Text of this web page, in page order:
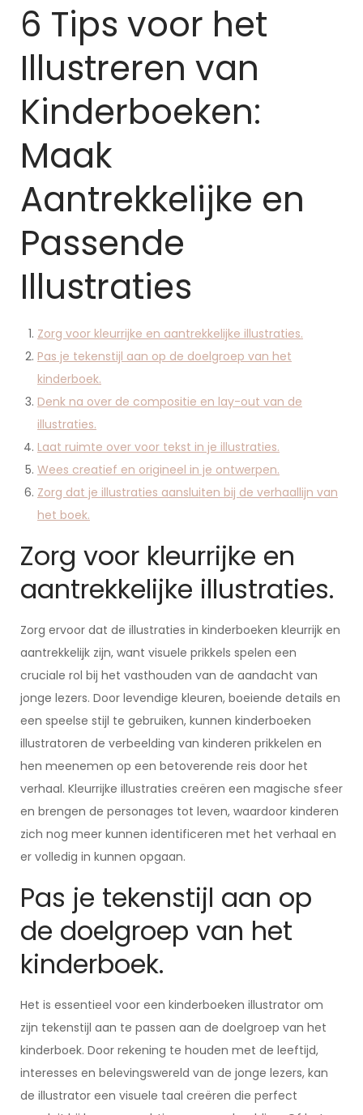
6 Tips voor het
Illustreren van
Kinderboeken:
Maak
Aantrekkelijke en
Passende
Illustraties
Zorg voor kleurrijke en aantrekkelijke illustraties.
Pas je tekenstijl aan op de doelgroep van het
kinderboek.
Denk na over de compositie en lay-out van de
illustraties.
Laat ruimte over voor tekst in je illustraties.
Wees creatief en origineel in je ontwerpen.
Zorg dat je illustraties aansluiten bij de verhaallijn van
het boek.
Zorg voor kleurrijke en
aantrekkelijke illustraties.
Zorg ervoor dat de illustraties in kinderboeken kleurrijk en
aantrekkelijk zijn, want visuele prikkels spelen een
cruciale rol bij het vasthouden van de aandacht van
jonge lezers. Door levendige kleuren, boeiende details en
een speelse stijl te gebruiken, kunnen kinderboeken
illustratoren de verbeelding van kinderen prikkelen en
hen meenemen op een betoverende reis door het
verhaal. Kleurrijke illustraties creëren een magische sfeer
en brengen de personages tot leven, waardoor kinderen
zich nog meer kunnen identificeren met het verhaal en
er volledig in kunnen opgaan.
Pas je tekenstijl aan op
de doelgroep van het
kinderboek.
Het is essentieel voor een kinderboeken illustrator om
zijn tekenstijl aan te passen aan de doelgroep van het
kinderboek. Door rekening te houden met de leeftijd,
interesses en belevingswereld van de jonge lezers, kan
de illustrator een visuele taal creëren die perfect